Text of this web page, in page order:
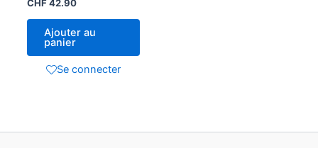
CHF42.90
Ajouter au
panier
Se connecter